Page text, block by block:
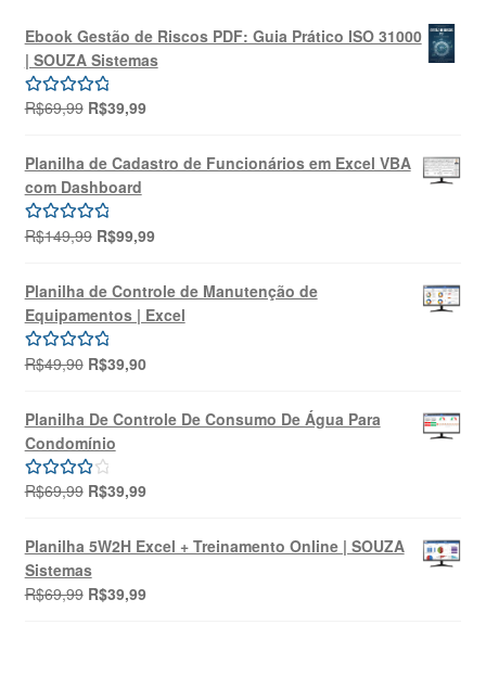
Ebook Gestão de Riscos PDF: Guia Prático ISO 31000
| SOUZA Sistemas
Avaliação
R$69,99 O
original
era:
R$69,99.
R$39,99O
atual
é:
Planilha de Cadastro de Funcionários em Excel VBA
com Dashboard
Avaliação
R$149,99 O
original
era:
R$149,99.
R$99,99O
atual
é:
R$99,99.
Planilha de Controle de Manutenção de
Equipamentos | Excel
Avaliação
R$49,90 O
original
era:
R$49,90.
R$39,90O
atual
é:
Planilha De Controle De Consumo De Água Para
Condomínio
Avaliação
R$69,99 O
original
era:
R$69,99.
R$39,99O
atual
é:
R$39,99.
Planilha 5W2H Excel + Treinamento Online | SOUZA
Sistemas
R$69,99 O
R$39,99O